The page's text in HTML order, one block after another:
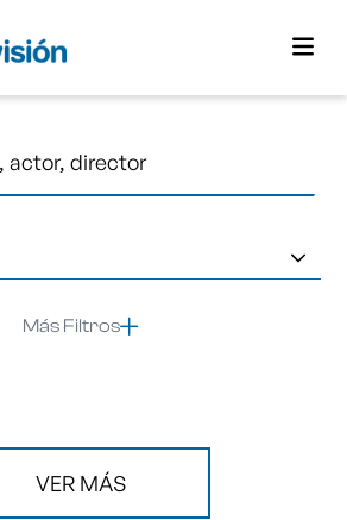
Más Filtros
VER MÁS